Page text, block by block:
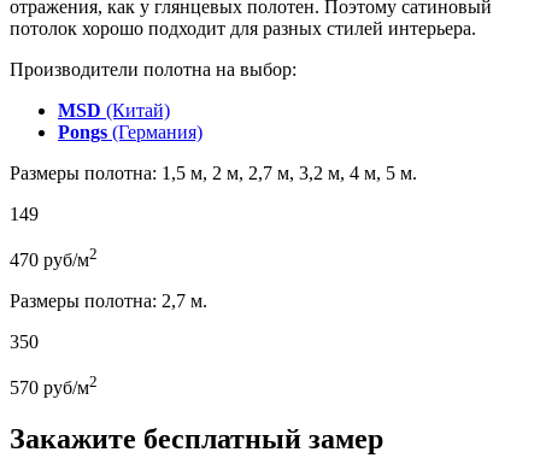
отражения, как у глянцевых полотен. Поэтому сатиновый
потолок хорошо подходит для разных стилей интерьера.
Производители полотна на выбор:
MSD (Китай)
Pongs (Германия)
Размеры полотна: 1,5 м, 2 м, 2,7 м, 3,2 м, 4 м, 5 м.
149
470 руб/м2
Размеры полотна: 2,7 м.
350
570 руб/м2
Закажите бесплатный замер